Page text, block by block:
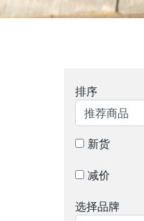
排序
新货
减价
选择品牌